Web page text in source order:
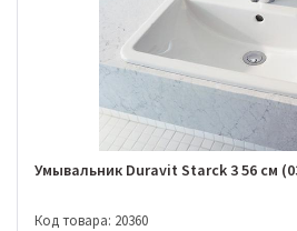
Умывальник Duravit Starck 3 56 см
Код товара: 20360